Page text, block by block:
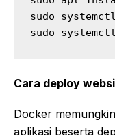
sudo
sudo
Cara deploy
Docker
aplikasi beserta